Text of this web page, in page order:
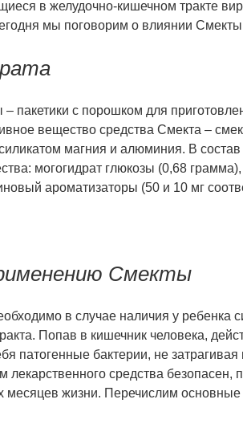
в желудочно-кишечном тракте
мы поговорим о влиянии
пакетики с порошком для
вещество средства Смекта –
магния и алюминия. В состав
могогидрат глюкозы (0,68
ароматизаторы (50 и 10 мг
Смекты
в случае наличия у ребенка
Попав в кишечник человека,
патогенные бактерии, не
средства безопасен,
месяцев жизни. Перечислим